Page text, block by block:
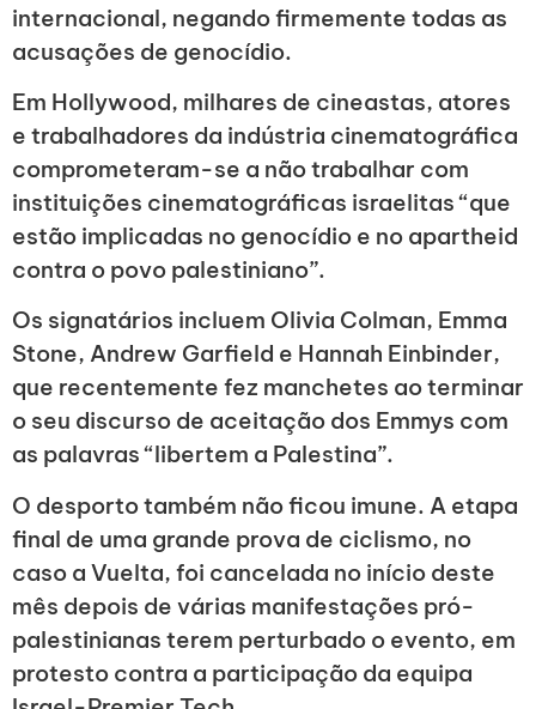
internacional, negando firmemente todas as
acusações de genocídio.
Em Hollywood, milhares de cineastas, atores
e trabalhadores da indústria cinematográfica
comprometeram-se a não trabalhar com
instituições cinematográficas israelitas “que
estão implicadas no genocídio e no apartheid
contra o povo palestiniano”.
Os signatários incluem Olivia Colman, Emma
Stone, Andrew Garfield e Hannah Einbinder,
que recentemente fez manchetes ao terminar
o seu discurso de aceitação dos Emmys com
as palavras “libertem a Palestina”.
O desporto também não ficou imune. A etapa
final de uma grande prova de ciclismo, no
caso a Vuelta, foi cancelada no início deste
mês depois de várias manifestações pró-
palestinianas terem perturbado o evento, em
protesto contra a participação da equipa